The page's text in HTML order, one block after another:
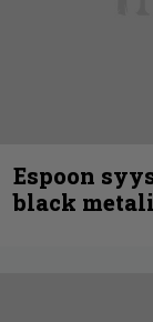
Espoon
black